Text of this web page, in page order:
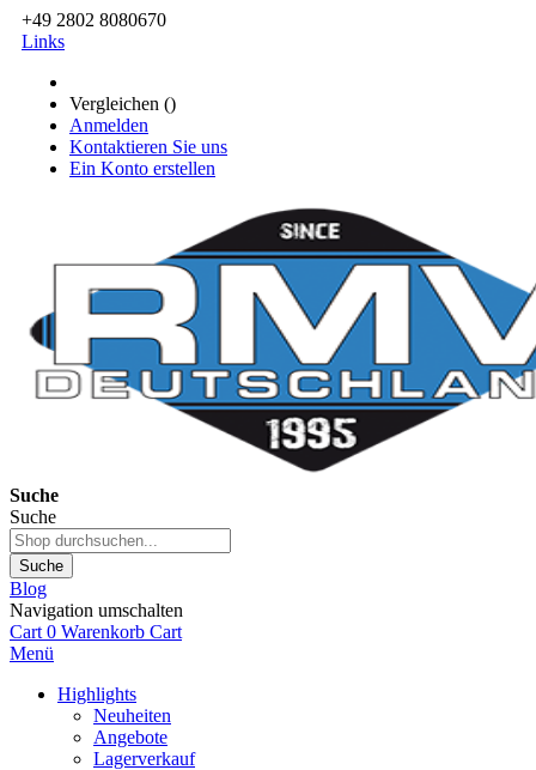
+49 2802 8080670
Links
Vergleichen ()
Anmelden
Kontaktieren Sie uns
Ein Konto erstellen
Suche
Suche
Suche
Blog
Navigation umschalten
Cart 0 Warenkorb Cart
Menü
Highlights
Neuheiten
Angebote
Lagerverkauf